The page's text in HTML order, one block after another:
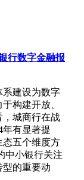
行数字金融报
系建设为数字
构建开放、
，城商行在战
年有显著提
态五个维度方
中小银行关注
型的重要动